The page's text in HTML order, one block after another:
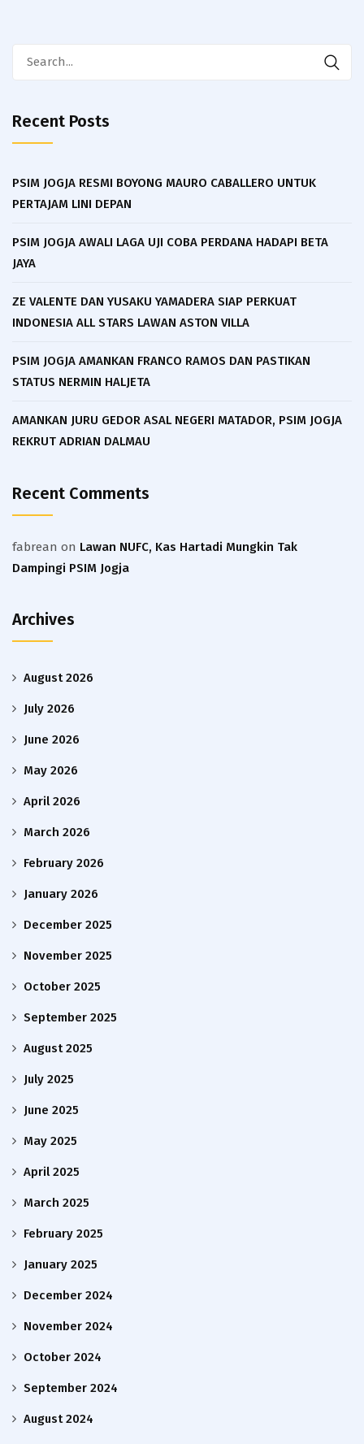
Recent Posts
PSIM JOGJA RESMI BOYONG MAURO CABALLERO UNTUK
PERTAJAM LINI DEPAN
PSIM JOGJA AWALI LAGA UJI COBA PERDANA HADAPI BETA
JAYA
ZE VALENTE DAN YUSAKU YAMADERA SIAP PERKUAT
INDONESIA ALL STARS LAWAN ASTON VILLA
PSIM JOGJA AMANKAN FRANCO RAMOS DAN PASTIKAN
STATUS NERMIN HALJETA
AMANKAN JURU GEDOR ASAL NEGERI MATADOR, PSIM JOGJA
REKRUT ADRIAN DALMAU
Recent Comments
fabrean on Lawan NUFC, Kas Hartadi Mungkin Tak
Dampingi PSIM Jogja
Archives
August 2026
July 2026
June 2026
May 2026
April 2026
March 2026
February 2026
January 2026
December 2025
November 2025
October 2025
September 2025
August 2025
July 2025
June 2025
May 2025
April 2025
March 2025
February 2025
January 2025
December 2024
November 2024
October 2024
September 2024
August 2024